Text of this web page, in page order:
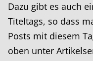
Dazu gibt es auch
Titeltags, so dass
Posts mit diesem
oben unter